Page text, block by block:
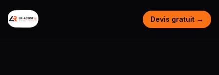
Devis gratuit →